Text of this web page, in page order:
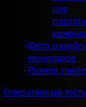
для
Фото
мониторов
Размер
Оперативные